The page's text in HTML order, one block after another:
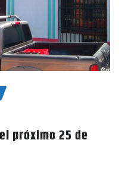
próximo 25 de